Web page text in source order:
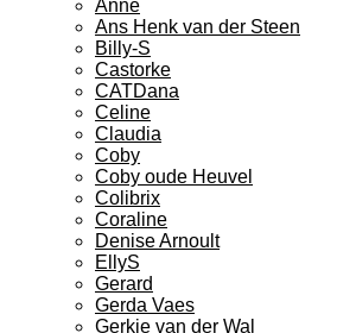
Anne
Ans Henk van der Steen
Billy-S
Castorke
CATDana
Celine
Claudia
Coby
Coby oude Heuvel
Colibrix
Coraline
Denise Arnoult
EllyS
Gerard
Gerda Vaes
Gerkje van der Wal